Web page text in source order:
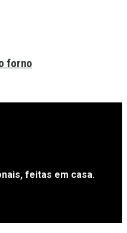
forno
feitas em casa.